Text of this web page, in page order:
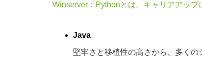
Winserver：Pythonとは。キャリアアッ
Java
堅牢さと移植性の高さから、多くの